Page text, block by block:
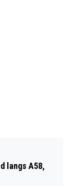
VOOR
VAN
langs A58,